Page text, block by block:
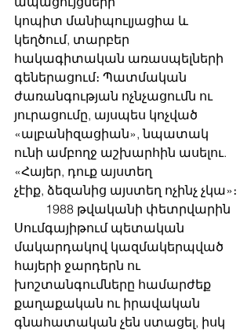
կոպիտ մանիպուլյացիա և
կեղծում, տարբեր
հակագիտական ​​առասպելների
գեներացում։ Պատմական
ժառանգության ոչնչացումն ու
յուրացումը, այսպես կոչված
«ալբանիզացիան», նպատակ
ունի ամբողջ աշխարհին ասելու.
«Հայեր, դուք այստեղ
չէիք, ձեզանից այստեղ ոչինչ չկա»։
Սումգայիթում պետական ​​
մակարդակով կազմակերպված
հայերի ջարդերն ու
խոշտանգումները համարժեք
քաղաքական ու իրավական
գնահատական ​​չեն ստացել, իսկ